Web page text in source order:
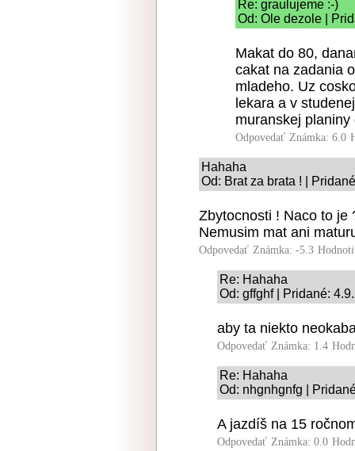
Re: graulujeme :-)
Od: Ole dezole |
Makat do 80,
cakat na zadania
mladeho. Uz
lekara a v
muranskej
Odpovedať Známka: 6.0
Hahaha
Od: Brat za brata ! |
Zbytocnosti ! Naco to je
Nemusim mat ani
Odpovedať Známka: -5.3
Re: Hahaha
Od: gffghf | Pridané:
aby ta niekto
Odpovedať Známka: 1.4
Re: Hahaha
Od: nhgnhgnfg |
A jazdíš na 15
Odpovedať Známka: 0.0